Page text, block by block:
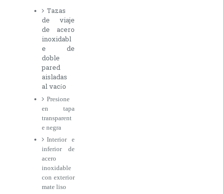
Tazas
de viaje
de acero
inoxidabl
e de
doble
pared
aisladas
al vacío
Presione
en tapa
transparent
e negra
Interior e
inferior de
acero
inoxidable
con exterior
mate liso